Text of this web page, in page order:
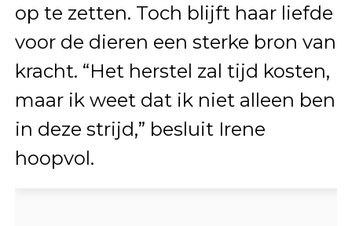
op te zetten. Toch blijft haar liefde
voor de dieren een sterke bron van
kracht. “Het herstel zal tijd kosten,
maar ik weet dat ik niet alleen ben
in deze strijd,” besluit Irene
hoopvol.